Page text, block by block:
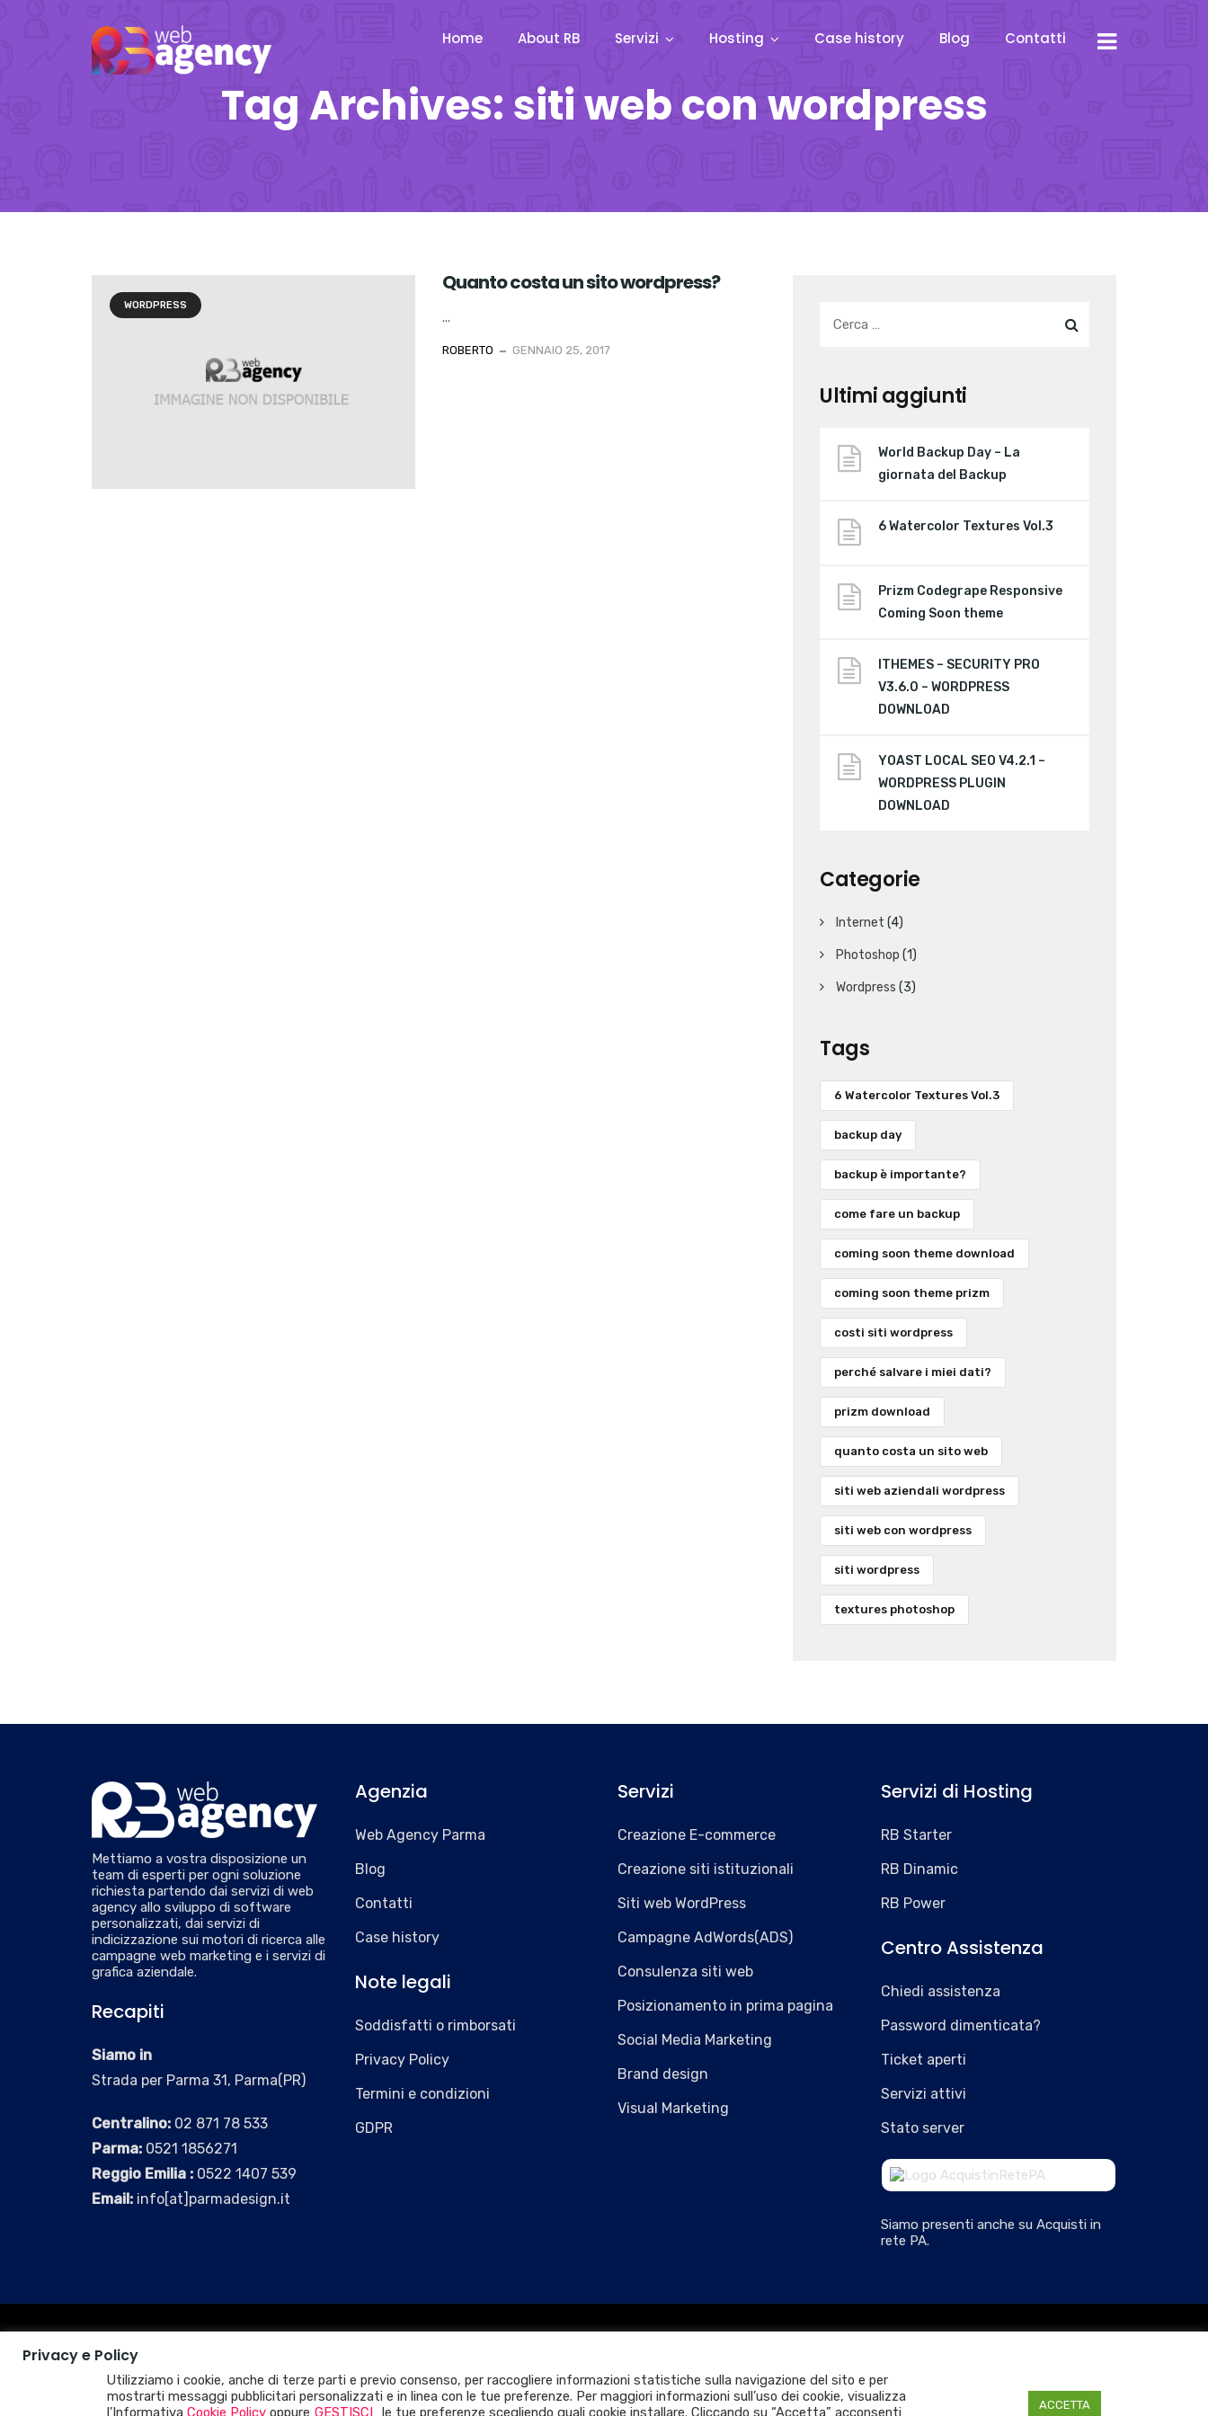
Home About RB Servizi Hosting Case history Blog Contatti
Tag Archives: siti web con wordpress
WORDPRESS
Quanto costa un sito wordpress?
...
ROBERTO GENNAIO 25, 2017
Ultimi aggiunti
World Backup Day – La
giornata del Backup
6 Watercolor Textures Vol.3
Prizm Codegrape Responsive
Coming Soon theme
ITHEMES – SECURITY PRO
V3.6.0 – WORDPRESS
DOWNLOAD
YOAST LOCAL SEO V4.2.1 –
WORDPRESS PLUGIN
DOWNLOAD
Categorie
Internet (4)
Photoshop (1)
Wordpress (3)
Tags
6 Watercolor Textures Vol.3
backup day
backup è importante?
come fare un backup
coming soon theme download
coming soon theme prizm
costi siti wordpress
perché salvare i miei dati?
prizm download
quanto costa un sito web
siti web aziendali wordpress
siti web con wordpress
siti wordpress
textures photoshop
Mettiamo a vostra disposizione un
team di esperti per ogni soluzione
richiesta partendo dai servizi di web
agency allo sviluppo di software
personalizzati, dai servizi di
indicizzazione sui motori di ricerca alle
campagne web marketing e i servizi di
grafica aziendale.
Recapiti
Siamo in
Strada per Parma 31, Parma(PR)
Centralino: 02 871 78 533
Parma: 0521 1856271
Reggio Emilia : 0522 1407 539
Email: info[at]parmadesign.it
Agenzia
Web Agency Parma
Blog
Contatti
Case history
Note legali
Soddisfatti o rimborsati
Privacy Policy
Termini e condizioni
GDPR
Servizi
Creazione E-commerce
Creazione siti istituzionali
Siti web WordPress
Campagne AdWords(ADS)
Consulenza siti web
Posizionamento in prima pagina
Social Media Marketing
Brand design
Visual Marketing
Servizi di Hosting
RB Starter
RB Dinamic
RB Power
Centro Assistenza
Chiedi assistenza
Password dimenticata?
Ticket aperti
Servizi attivi
Stato server
Siamo presenti anche su Acquisti in
rete PA.
P.IVAIT02827250354
Tutti i diritti sono riservati.
*RB Web Agency è un marchio IO PROFESSIONAL SRL
Privacy e Policy
Utilizziamo i cookie, anche di terze parti e previo consenso, per raccogliere informazioni statistiche sulla navigazione del sito e per
mostrarti messaggi pubblicitari personalizzati e in linea con le tue preferenze. Per maggiori informazioni sull’uso dei cookie, visualizza
l’InformativaCookie Policy oppure GESTISCI le tue preferenze scegliendo quali cookie installare. Cliccando su “Accetta” acconsenti ACCETTA